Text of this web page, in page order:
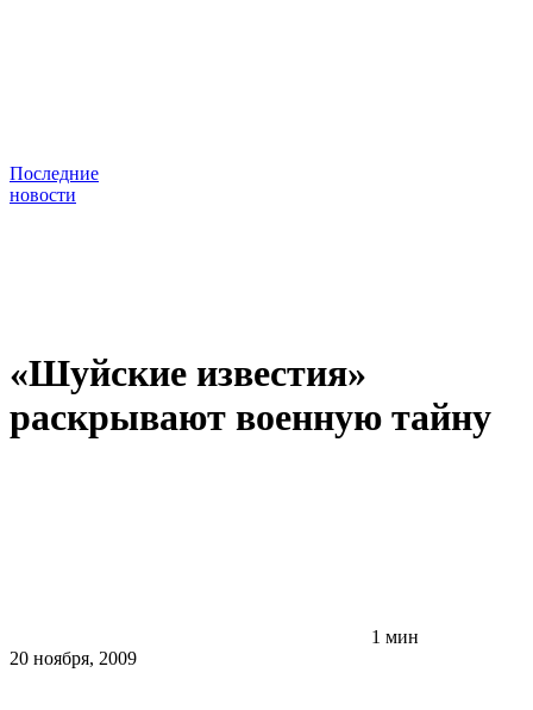
Последние
новости
«Шуйские известия»
раскрывают военную тайну
1 мин
20 ноября, 2009